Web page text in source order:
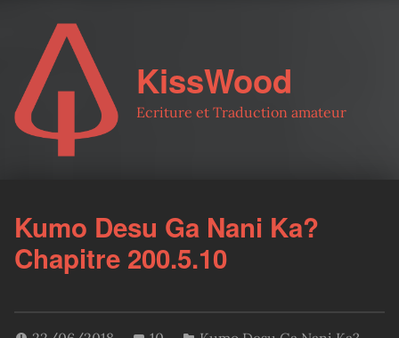
KissWood
Ecriture et Traduction amateur
Kumo Desu Ga Nani Ka?
Chapitre 200.5.10